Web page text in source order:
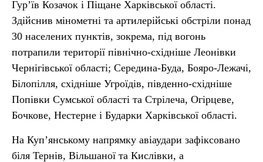
Гур’їв Козачок і Піщане Харківської області.
Здійснив мінометні та артилерійські обстріли понад
30 населених пунктів, зокрема, під вогонь
потрапили території північно-східніше Леонівки
Чернігівської області; Середина-Буда, Бояро-Лежачі,
Білопілля, східніше Угроїдів, південно-східніше
Попівки Сумської області та Стрілеча, Огірцеве,
Бочкове, Нестерне і Бударки Харківської області.
На Куп’янському напрямку авіаудари зафіксовано
біля Тернів, Вільшаної та Кислівки, а